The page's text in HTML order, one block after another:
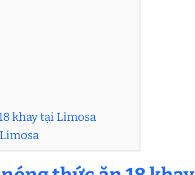
khay tại Limosa